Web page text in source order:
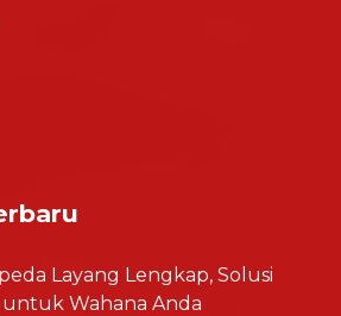
Layang Lengkap, Solusi
Wahana Anda